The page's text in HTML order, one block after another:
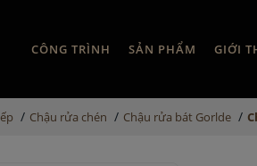
CÔNG TRÌNH SẢN PHẨM GIỚI
/ Chậu rửa chén / Chậu rửa bát Gorlde /